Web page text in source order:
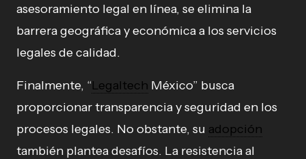
asesoramiento legal en línea, se elimina la
barrera geográfica y económica a los servicios
legales de calidad.
Finalmente, “Legaltech México” busca
proporcionar transparencia y seguridad en los
procesos legales. No obstante, su adopción
también plantea desafíos. La resistencia al